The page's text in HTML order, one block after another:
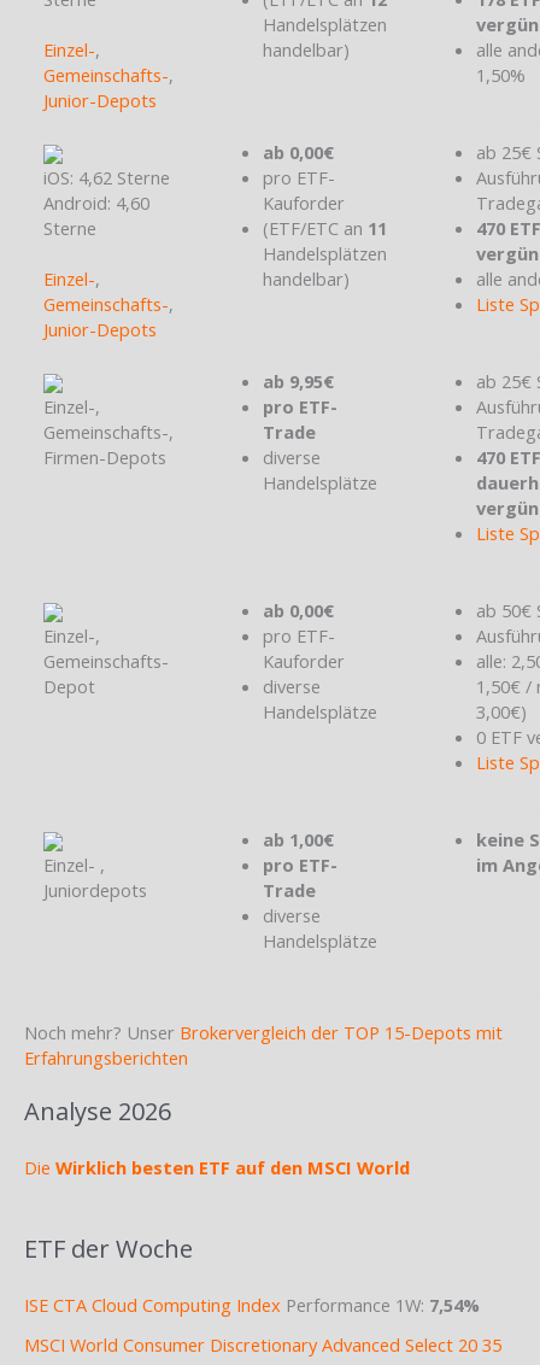
Einzel-,
Gemeinschafts-,
Junior-Depots
Handelsplätzen
handelbar)
alle
1,50%
iOS: 4,62 Sterne
Android: 4,60
Sterne
Einzel-,
Gemeinschafts-,
Junior-Depots
ab 0,00€
pro ETF-
Kauforder
(ETF/ETC an 11
Handelsplätzen
handelbar)
ab 25€
470
alle
Liste
Einzel-,
Gemeinschafts-,
Firmen-Depots
ab 9,95€
pro ETF-
Trade
diverse
Handelsplätze
ab 25€
470
Liste
Einzel-,
Gemeinschafts-
Depot
ab 0,00€
pro ETF-
Kauforder
diverse
Handelsplätze
ab 50€
alle:
1,50€ /
3,00€)
0 ETF
Liste
Einzel- ,
Juniordepots
ab 1,00€
pro ETF-
Trade
diverse
Handelsplätze
keine
im
Noch mehr? Unser Brokervergleich der TOP 15-Depots mit
Erfahrungsberichten
Analyse 2026
Die Wirklich besten ETF auf den MSCI World
ETF der Woche
ISE CTA Cloud Computing Index Performance 1W: 7,54%
MSCI World Consumer Discretionary Advanced Select 20 35